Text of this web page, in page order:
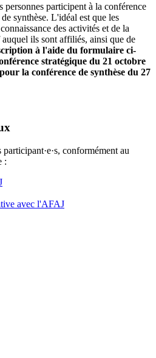
personnes participent à la conférence
synthèse. L'idéal est que les
des activités et de la
ils sont affiliés, ainsi que de
à l'aide du formulaire ci-
stratégique du 21 octobre
la conférence de synthèse du 27
conformément au
:
avec l'AFAJ